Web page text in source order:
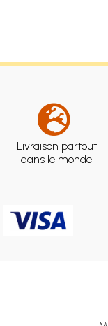
Livraison partout
dans le monde